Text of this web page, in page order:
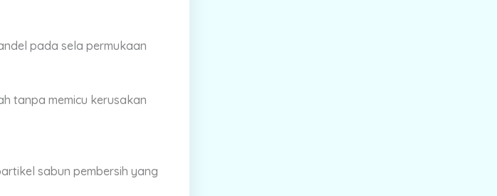
pada sela permukaan
tanpa memicu kerusakan
sabun pembersih yang